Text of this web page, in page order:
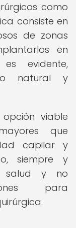
como
consiste en
de zonas
en
evidente,
natural y
viable
que
capilar y
siempre y
salud y no
para